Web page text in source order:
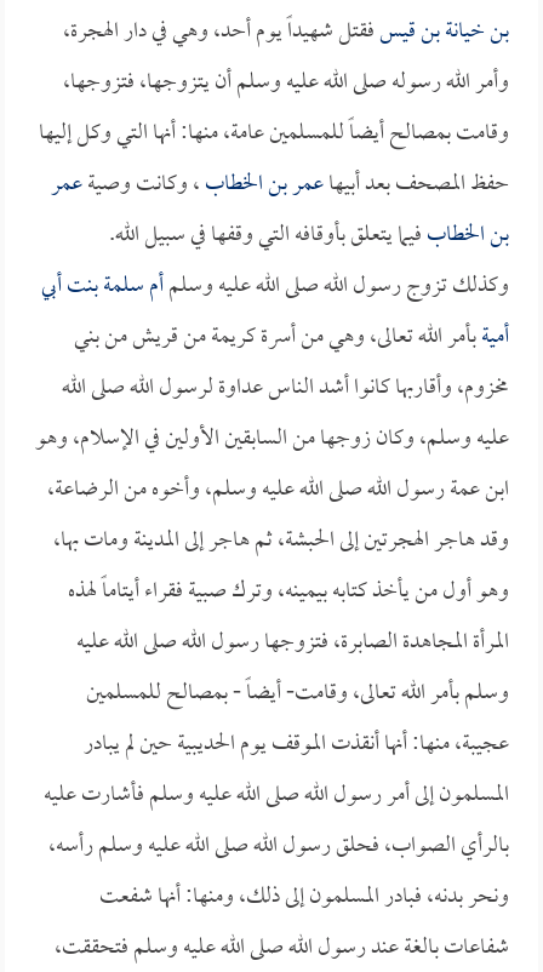
بن خيانة بن قيسفقتل شهيداً يوم أحد، وهي في دار الهجرة،
وأمر الله رسوله صلى الله عليه وسلم أن يتزوجها، فتزوجها،
وقامت بمصالح أيضاً للمسلمين عامة، منها: أنها التي وكل إليها
حفظ المصحف بعد أبيهاعمر بن الخطاب، وكانت وصيةعمر
بن الخطابفيما يتعلق بأوقافه التي وقفها في سبيل الله.
وكذلك تزوج رسول الله صلى الله عليه وسلمأم سلمة بنت أبي
أميةبأمر الله تعالى، وهي من أسرة كريمة من قريش من بني
مخزوم، وأقاربها كانوا أشد الناس عداوة لرسول الله صلى الله
عليه وسلم، وكان زوجها من السابقين الأولين في الإسلام، وهو
ابن عمة رسول الله صلى الله عليه وسلم، وأخوه من الرضاعة،
وقد هاجر الهجرتين إلى الحبشة، ثم هاجر إلى المدينة ومات بها،
وهو أول من يأخذ كتابه بيمينه، وترك صبية فقراء أيتاماً لهذه
المرأة المجاهدة الصابرة، فتزوجها رسول الله صلى الله عليه
وسلم بأمر الله تعالى، وقامت- أيضاً - بمصالح للمسلمين
عجيبة، منها: أنها أنقذت الموقف يوم الحديبية حين لم يبادر
المسلمون إلى أمر رسول الله صلى الله عليه وسلم فأشارت عليه
بالرأي الصواب، فحلق رسول الله صلى الله عليه وسلم رأسه،
ونحر بدنه، فبادر المسلمون إلى ذلك، ومنها: أنها شفعت
شفاعات بالغة عند رسول الله صلى الله عليه وسلم فتحققت،